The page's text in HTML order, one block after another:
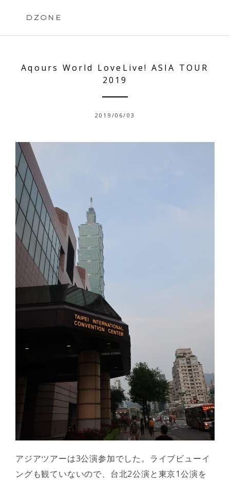
DZONE
Aqours World LoveLive! ASIA TOUR
2019
2019/06/03
アジアツアーは3公演参加でした。ライブビューイ
ングも観ていないので、台北2公演と東京1公演を